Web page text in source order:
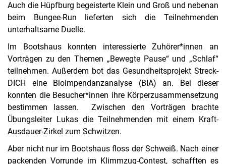
Auch die Hüpfburg begeisterte Klein und Groß und nebenan
beim Bungee-Run lieferten sich die Teilnehmenden
unterhaltsame Duelle.
Im Bootshaus konnten interessierte Zuhörer*innen an
Vorträgen zu den Themen „Bewegte Pause“ und „Schlaf“
teilnehmen. Außerdem bot das Gesundheitsprojekt Streck-
DICH eine Bioimpendanzanalyse (BIA) an. Bei dieser
konnten die Besucher*innen ihre Körperzusammensetzung
bestimmen lassen. Zwischen den Vorträgen brachte
Übungsleiter Lukas die Teilnehmenden mit einem Kraft-
Ausdauer-Zirkel zum Schwitzen.
Aber nicht nur im Bootshaus floss der Schweiß. Nach einer
packenden Vorrunde im Klimmzug-Contest, schafften es